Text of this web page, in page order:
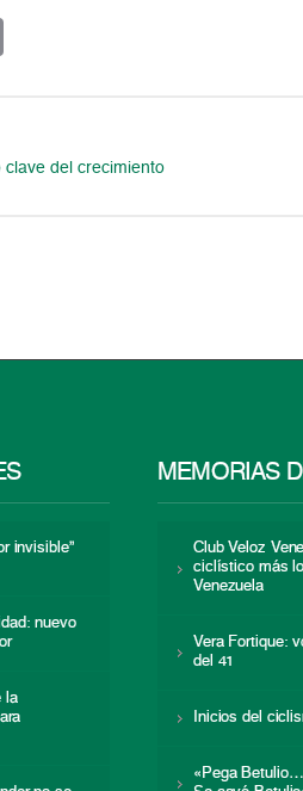
clave del crecimiento
invisible”
nuevo
la
MEMORIAS
Club Veloz
ciclístico más
Venezuela
Vera Fortique:
del 41
Inicios del
«Pega